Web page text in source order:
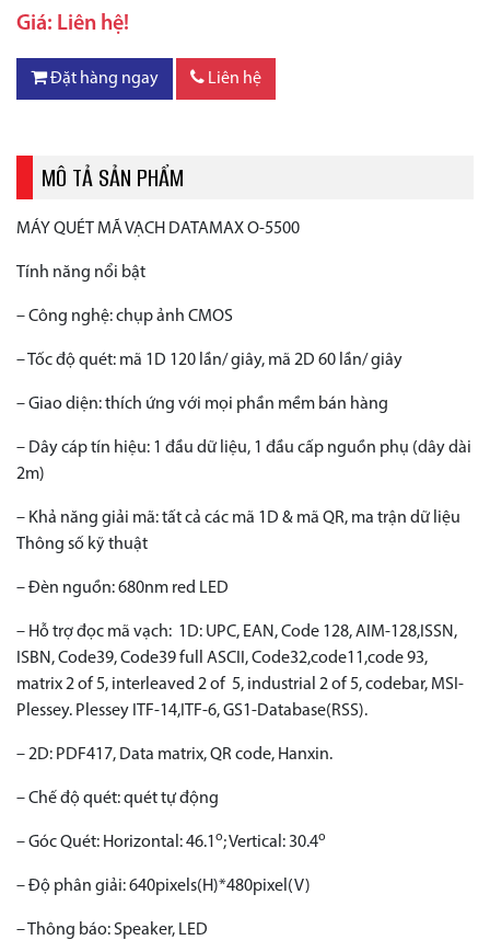
Giá: Liên hệ!
Đặt hàng ngay Liên hệ
MÔ TẢ SẢN PHẨM
MÁY QUÉT MÃ VẠCH DATAMAX O-5500
Tính năng nổi bật
– Công nghệ: chụp ảnh CMOS
– Tốc độ quét: mã 1D 120 lần/ giây, mã 2D 60 lần/ giây
– Giao diện: thích ứng với mọi phần mềm bán hàng
– Dây cáp tín hiệu: 1 đầu dữ liệu, 1 đầu cấp nguồn phụ (dây dài
2m)
– Khả năng giải mã: tất cả các mã 1D & mã QR, ma trận dữ liệu
Thông số kỹ thuật
– Đèn nguồn: 680nm red LED
– Hỗ trợ đọc mã vạch: 1D: UPC, EAN, Code 128, AIM-128,ISSN,
ISBN, Code39, Code39 full ASCII, Code32,code11,code 93,
matrix 2 of 5, interleaved 2 of 5, industrial 2 of 5, codebar, MSI-
Plessey. Plessey ITF-14,ITF-6, GS1-Database(RSS).
– 2D: PDF417, Data matrix, QR code, Hanxin.
– ​Chế độ quét: quét tự động
– Góc Quét: Horizontal: 46.1 o; Vertical: 30.4o
– Độ phân giải: 640pixels(H)*480pixel(V)
– Thông báo: Speaker, LED